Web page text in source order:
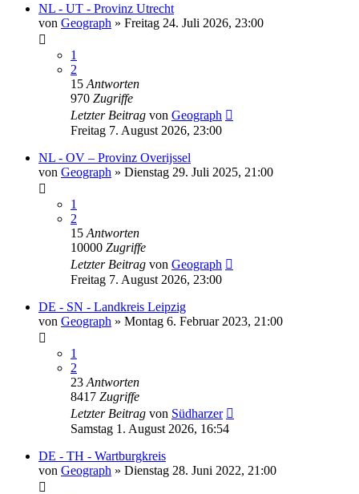
NL - UT - Provinz Utrecht
von Geograph » Freitag 24. Juli 2026, 23:00
1
2
15 Antworten
970 Zugriffe
Letzter Beitrag von Geograph
Freitag 7. August 2026, 23:00
NL - OV – Provinz Overijssel
von Geograph » Dienstag 29. Juli 2025, 21:00
1
2
15 Antworten
10000 Zugriffe
Letzter Beitrag von Geograph
Freitag 7. August 2026, 23:00
DE - SN - Landkreis Leipzig
von Geograph » Montag 6. Februar 2023, 21:00
1
2
23 Antworten
8417 Zugriffe
Letzter Beitrag von Südharzer
Samstag 1. August 2026, 16:54
DE - TH - Wartburgkreis
von Geograph » Dienstag 28. Juni 2022, 21:00